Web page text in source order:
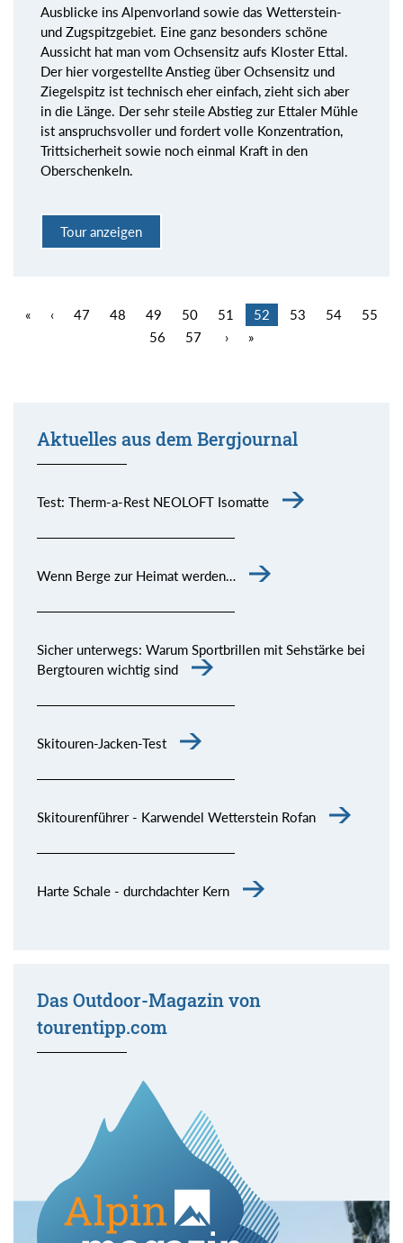
Ausblicke ins Alpenvorland sowie das Wetterstein-
und Zugspitzgebiet. Eine ganz besonders schöne
Aussicht hat man vom Ochsensitz aufs Kloster Ettal.
Der hier vorgestellte Anstieg über Ochsensitz und
Ziegelspitz ist technisch eher einfach, zieht sich aber
in die Länge. Der sehr steile Abstieg zur Ettaler Mühle
ist anspruchsvoller und fordert volle Konzentration,
Trittsicherheit sowie noch einmal Kraft in den
Oberschenkeln.
Tour anzeigen
« ‹ 47 48 49 50 51 52 53 54
55
56
57 › »
Aktuelles aus dem Bergjournal
Test: Therm-a-Rest NEOLOFT Isomatte
Wenn Berge zur Heimat werden…
Sicher unterwegs: Warum Sportbrillen mit Sehstärke bei
Bergtouren wichtig sind
Skitouren-Jacken-Test
Skitourenführer - Karwendel Wetterstein Rofan
Harte Schale - durchdachter Kern
Das Outdoor-Magazin von
tourentipp.com